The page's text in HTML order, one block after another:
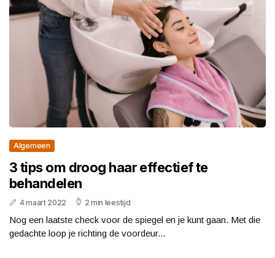
Algemeen
3 tips om droog haar effectief te
behandelen
4 maart 2022 2 min leestijd
Nog een laatste check voor de spiegel en je kunt gaan. Met die
gedachte loop je richting de voordeur...